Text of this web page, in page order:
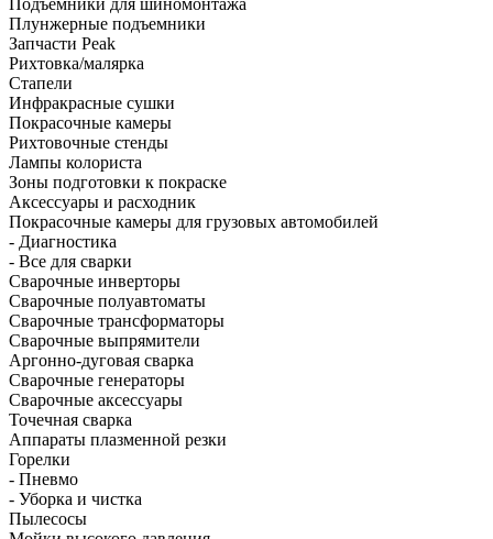
Плунжерные подъемники
Запчасти Peak
Рихтовка/малярка
Стапели
Инфракрасные сушки
Покрасочные камеры
Рихтовочные стенды
Лампы колориста
Зоны подготовки к покраске
Аксессуары и расходник
Покрасочные камеры для грузовых автомобилей
- Диагностика
- Все для сварки
Сварочные инверторы
Сварочные полуавтоматы
Сварочные трансформаторы
Сварочные выпрямители
Аргонно-дуговая сварка
Сварочные генераторы
Сварочные аксессуары
Точечная сварка
Аппараты плазменной резки
Горелки
- Пневмо
- Уборка и чистка
Пылесосы